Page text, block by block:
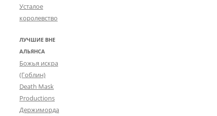
Усталое
королевство
ЛУЧШИЕ ВНЕ
АЛЬЯНСА
Божья искра
(Гоблин)
Death Mask
Productions
Держиморда